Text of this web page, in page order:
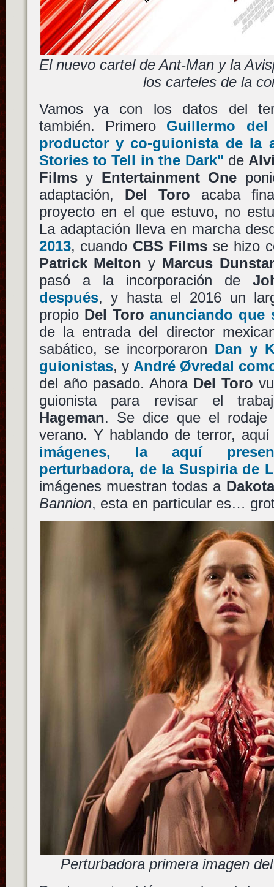
El nuevo cartel de Ant-Man y la
los carteles de la
Vamos ya con los datos del
también. Primero Guillermo del
productor y co-guionista de la
Stories to Tell in the Dark" de
Filmsy Entertainment One
adaptación, Del Toro acaba
proyecto en el que estuvo, no
La adaptación lleva en marcha
2013, cuando CBS Films se hizo
Patrick Melton y Marcus
pasó a la incorporación de
después, y hasta el 2016 un
propio Del Toro anunciando que
de la entrada del director
sabático, se incorporaron Dan y
guionistas, y André Øvredal
del año pasado. Ahora Del Toro
guionista para revisar el
Hageman. Se dice que el rodaje
verano. Y hablando de terror,
imágenes, la aquí
perturbadora, de la Suspiriade
imágenes muestran todas a
Bannion, esta en particular es…
Perturbadora primera imagen